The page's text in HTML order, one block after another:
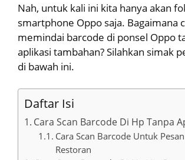
Nah, untuk kali ini kita hanya akan
smartphone Oppo saja. Bagaimana
memindai barcode di ponsel Oppo
aplikasi tambahan? Silahkan simak
di bawah ini.
Daftar Isi
Cara Scan Barcode Di Hp Tanpa
Cara Scan Barcode Untuk
Restoran